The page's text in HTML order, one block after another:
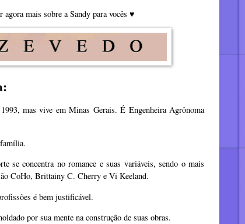
mais sobre a Sandy para vocês ♥
mas vive em Minas Gerais. É Engenheira Agrônoma
se concentra no romance e suas variáveis, sendo o mais
CoHo, Brittainy C. Cherry e Vi Keeland.
é bem justificável.
por sua mente na construção de suas obras.